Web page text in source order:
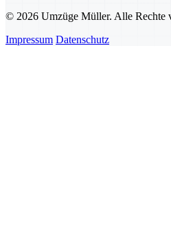
© 2026 Umzüge Müller. Alle Rechte
Impressum Datenschutz